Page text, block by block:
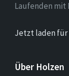
Laufenden mit
Jetzt laden für
Über Holzen